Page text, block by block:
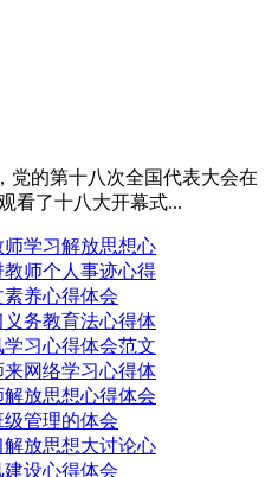
党的第十八次全国代表大会在
看了十八大开幕式...
师学习解放思想心
教师个人事迹心得
养心得体会
义务教育法心得体
学习心得体会范文
来网络学习心得体
放思想心得体会
管理的体会
解放思想大讨论心
设心得体会